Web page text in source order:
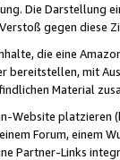
Die Darstellung
gegen diese
die eine
bereitstellen, mit
Material
Website
Forum, einem
Partner-Links